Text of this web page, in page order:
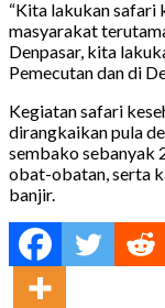
“Kita lakukan safari
masyarakat
Denpasar, kita
Pemecutan dan di
Kegiatan safari
dirangkaikan pula
sembako sebanyak
obat-obatan, serta
banjir.